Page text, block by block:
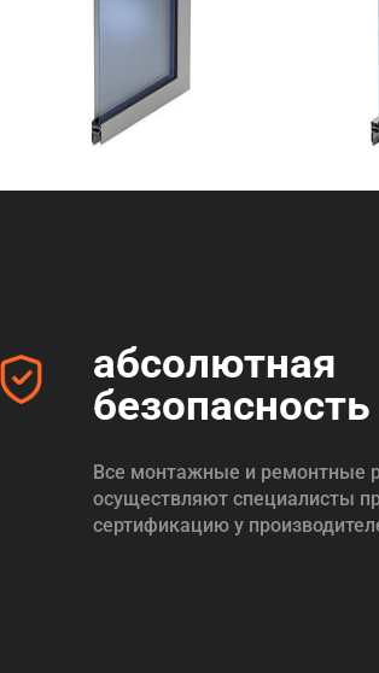
абсолютная
безопасность
Все монтажные и ремонтные
осуществляют специалисты
сертификацию у